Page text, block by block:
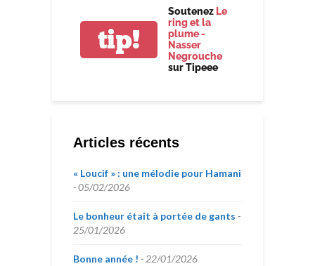
tip!
Soutenez Le
ring et la
plume -
Nasser
Negrouche
sur Tipeee
Articles récents
« Loucif » : une mélodie pour Hamani
05/02/2026
Le bonheur était à portée de gants
25/01/2026
Bonne année ! 22/01/2026